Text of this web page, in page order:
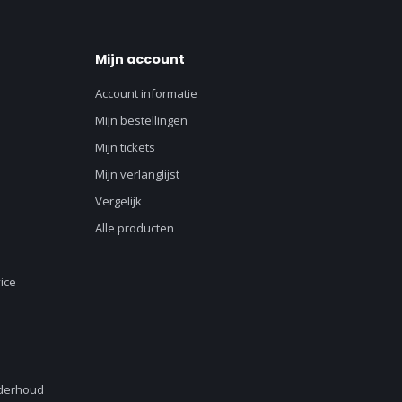
Mijn account
Account informatie
Mijn bestellingen
Mijn tickets
Mijn verlanglijst
Vergelijk
Alle producten